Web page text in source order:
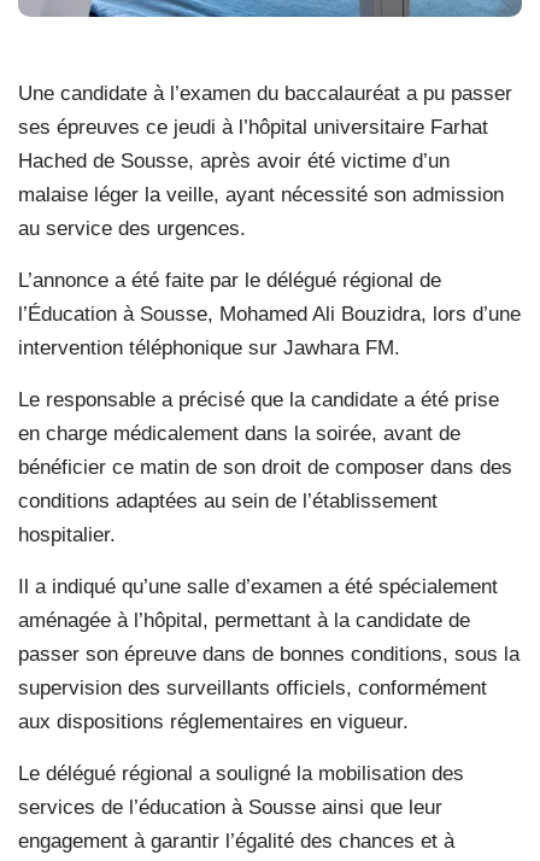
Une candidate à l’examen du baccalauréat a pu passer
ses épreuves ce jeudi à l’hôpital universitaire Farhat
Hached de Sousse, après avoir été victime d’un
malaise léger la veille, ayant nécessité son admission
au service des urgences.
L’annonce a été faite par le délégué régional de
l’Éducation à Sousse, Mohamed Ali Bouzidra, lors d’une
intervention téléphonique sur Jawhara FM.
Le responsable a précisé que la candidate a été prise
en charge médicalement dans la soirée, avant de
bénéficier ce matin de son droit de composer dans des
conditions adaptées au sein de l’établissement
hospitalier.
Il a indiqué qu’une salle d’examen a été spécialement
aménagée à l’hôpital, permettant à la candidate de
passer son épreuve dans de bonnes conditions, sous la
supervision des surveillants officiels, conformément
aux dispositions réglementaires en vigueur.
Le délégué régional a souligné la mobilisation des
services de l’éducation à Sousse ainsi que leur
engagement à garantir l’égalité des chances et à